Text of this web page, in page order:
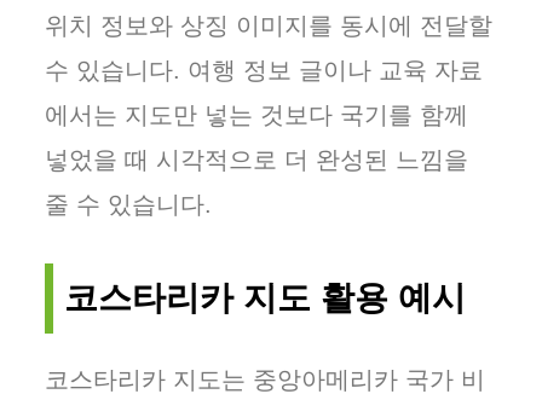
위치 정보와 상징 이미지를 동시에 전달할
수 있습니다. 여행 정보 글이나 교육 자료
에서는 지도만 넣는 것보다 국기를 함께
넣었을 때 시각적으로 더 완성된 느낌을
줄 수 있습니다.
코스타리카 지도 활용 예시
코스타리카 지도는 중앙아메리카 국가 비